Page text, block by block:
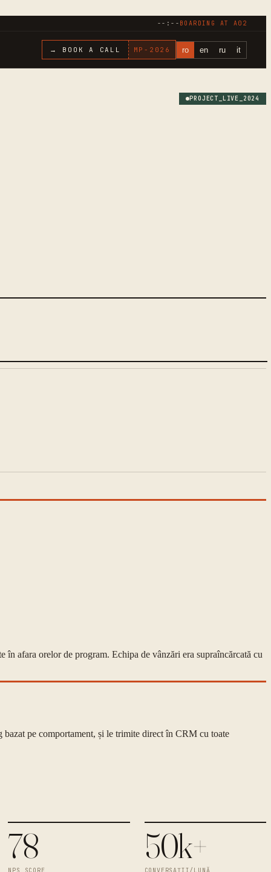
--:-- BOARDING AT A02
→ BOOK A CALL MP- 2026 ro en ru it
PROJECT_LIVE_ 2024
afara orelor de program. Echipa de vânzări era supraîncărcată cu
pe comportament, și le trimite direct în CRM cu toate
78 50k+